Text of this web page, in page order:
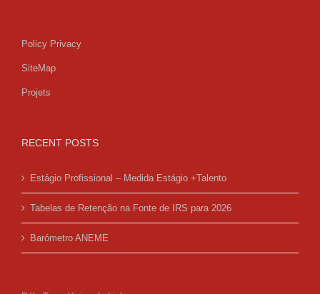
Policy Privacy
SiteMap
Projets
RECENT POSTS
Estágio Profissional – Medida Estágio +Talento
Tabelas de Retenção na Fonte de IRS para 2026
Barómetro ANEME